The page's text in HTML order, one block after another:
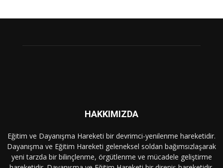
HAKKIMIZDA
Eğitim ve Dayanışma Hareketi bir devrimci-yenilenme hareketidir.
Dayanışma ve Eğitim Hareketi geleneksel soldan bağımsızlaşarak
yeni tarzda bir bilinçlenme, örgütlenme ve mücadele geliştirme